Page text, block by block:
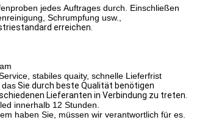
jedes Auftrages durch. Einschließen
Schrumpfung usw.,
erreichen.
stabiles quaity, schnelle Lieferfrist
dasSie durch beste Qualität benötigen
Lieferanten in Verbindung zu treten.
innerhalb 12 Stunden.
haben Sie, müssen wir verantwortlich für es.